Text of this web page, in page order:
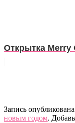
Открытка Merry
Запись
новым годом.